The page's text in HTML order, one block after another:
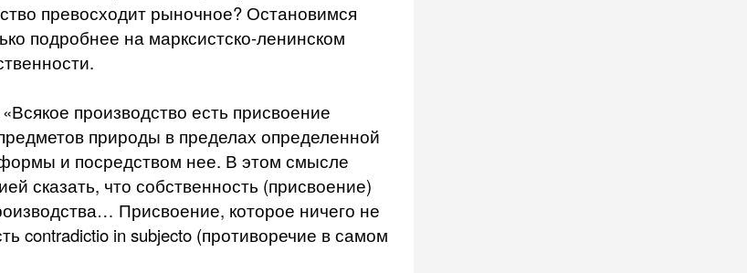
превосходит рыночное? Остановимся
подробнее на марксистско-ленинском
производство есть присвоение
природы в пределах определенной
и посредством нее. В этом смысле
сказать, что собственность (присвоение)
Присвоение, которое ничего не
contradictio in subjecto (противоречие в самом